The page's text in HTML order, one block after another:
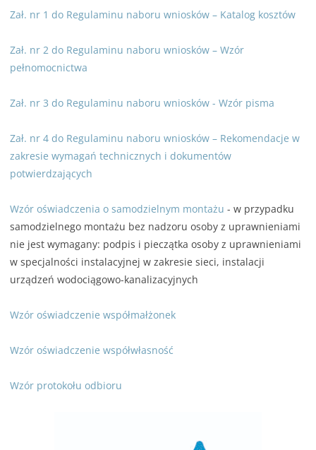
Zał. nr 1 do Regulaminu naboru wniosków – Katalog kosztów
Zał. nr 2 do Regulaminu naboru wniosków – Wzór
pełnomocnictwa
Zał. nr 3 do Regulaminu naboru wniosków - Wzór pisma
Zał. nr 4 do Regulaminu naboru wniosków – Rekomendacje w
zakresie wymagań technicznych i dokumentów
potwierdzających
Wzór oświadczenia o samodzielnym montażu - w przypadku
samodzielnego montażu bez nadzoru osoby z uprawnieniami
nie jest wymagany: podpis i pieczątka osoby z uprawnieniami
w specjalności instalacyjnej w zakresie sieci, instalacji
urządzeń wodociągowo-kanalizacyjnych
Wzór oświadczenie współmałżonek
Wzór oświadczenie współwłasność
Wzór protokołu odbioru